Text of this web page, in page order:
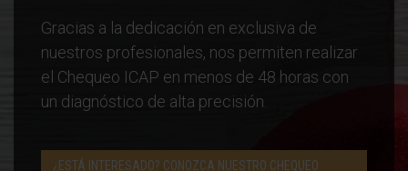
Gracias a la dedicación en exclusiva de
nuestros profesionales, nos permiten realizar
el Chequeo ICAP en menos de 48 horas con
un diagnóstico de alta precisión.
¿ESTÁ INTERESADO? CONOZCA NUESTRO CHEQUEO